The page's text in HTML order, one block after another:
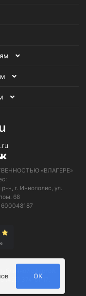
ОК
«ВЛАГЕРЕ»
н, г. Иннополис, ул.
68
офертой.
8 (495) 374-61-17